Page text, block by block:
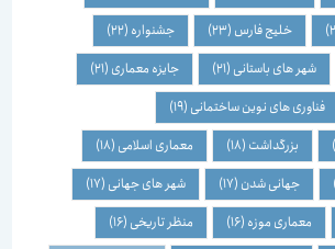
خلیج فارس(23) جشنواره(22)
شهر های باستانی(21) جایزه معماری(21)
فناوری های نوین ساختمانی(19)
بزرگداشت(18) معماری اسلامی(18)
جهانی شدن(17) شهر های جهانی(17)
معماری موزه(16) منظر تاریخی(16)